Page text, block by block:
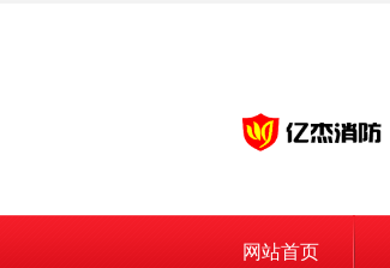
网站首页